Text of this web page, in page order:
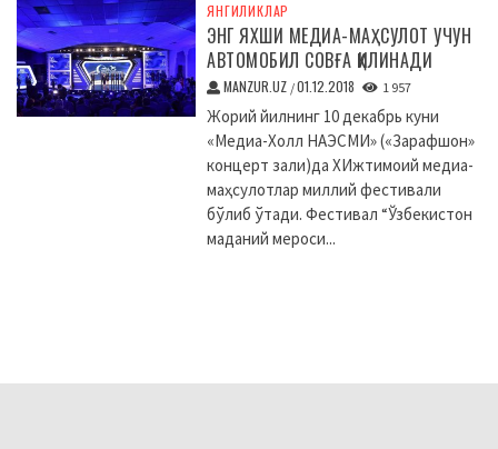
ЯНГИЛИКЛАР
ЭНГ ЯХШИ МЕДИА-МАҲСУЛОТ УЧУН
АВТОМОБИЛ СОВҒА ҚИЛИНАДИ
MANZUR.UZ /01.12.2018 1 957
Жорий йилнинг 10 декабрь куни
«Медиа-Холл НАЭСМИ» («Зарафшон»
концерт зали)да XИжтимоий медиа-
маҳсулотлар миллий фестивали
бўлиб ўтади. Фестивал “Ўзбекистон
маданий мероси...